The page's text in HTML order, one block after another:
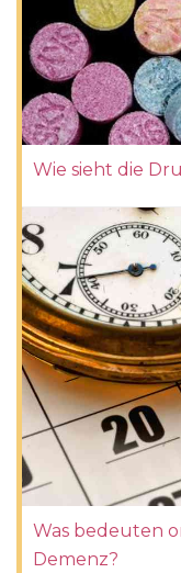
Wie sieht die
Was bedeuten
Demenz?